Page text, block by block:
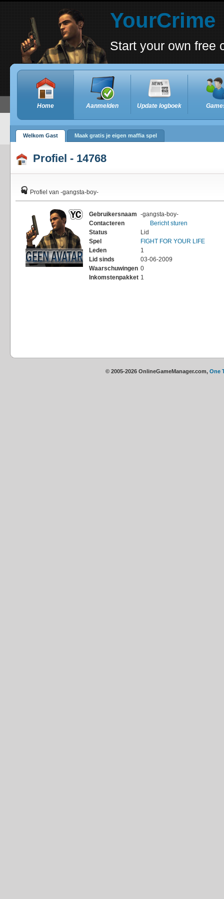
YourCrime
Start your own free
Home Aanmelden Update logboek
Welkom Gast Maak gratis je eigen maffia spel
Profiel - 14768
Profiel van -gangsta-boy-
Gebruikersnaam -gangsta-boy-
Contacteren
Bericht sturen
Status
Lid
Spel
FIGHT FOR YOUR LIFE
Leden
1
Lid sinds
03-06-2009
Waarschuwingen 0
Inkomstenpakket 1
© 2005-2026 OnlineGameManager.com, One